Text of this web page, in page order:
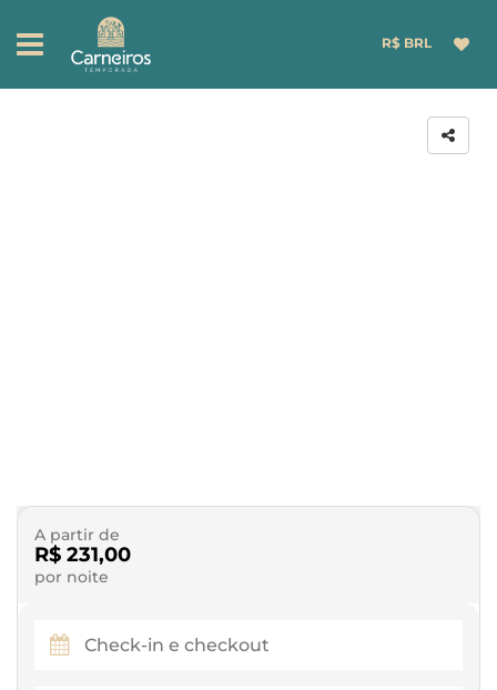
R$ BRL
A partir de
R$ 231,00
por noite